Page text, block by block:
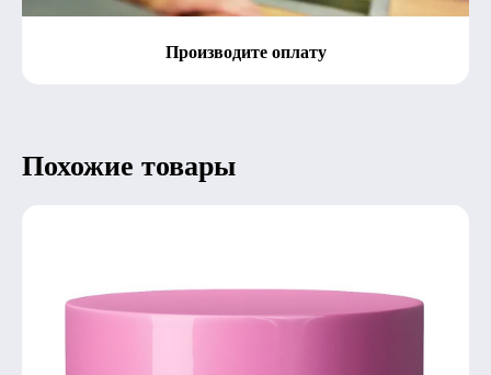
Производите оплату
Похожие товары